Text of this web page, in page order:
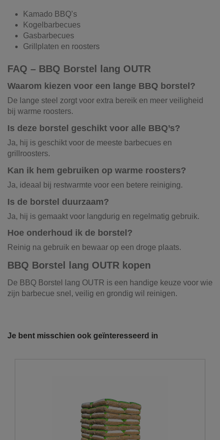
Kamado BBQ’s
Kogelbarbecues
Gasbarbecues
Grillplaten en roosters
FAQ – BBQ Borstel lang OUTR
Waarom kiezen voor een lange BBQ borstel?
De lange steel zorgt voor extra bereik en meer veiligheid
bij warme roosters.
Is deze borstel geschikt voor alle BBQ’s?
Ja, hij is geschikt voor de meeste barbecues en
grillroosters.
Kan ik hem gebruiken op warme roosters?
Ja, ideaal bij restwarmte voor een betere reiniging.
Is de borstel duurzaam?
Ja, hij is gemaakt voor langdurig en regelmatig gebruik.
Hoe onderhoud ik de borstel?
Reinig na gebruik en bewaar op een droge plaats.
BBQ Borstel lang OUTR kopen
De BBQ Borstel lang OUTR is een handige keuze voor wie
zijn barbecue snel, veilig en grondig wil reinigen.
grond, grind, schors, ...
laadvolumes en -vermogens. De laadvolumes kunnen
variëren van 10m³ tot 30m³.
U wenst graag een losse levering?
Je bent misschien ook geïnteresseerd in